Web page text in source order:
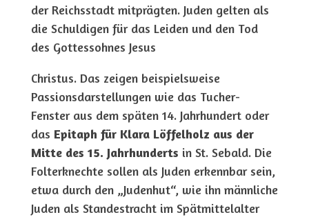
der Reichsstadt mitprägten. Juden gelten als
die Schuldigen für das Leiden und den Tod
des Gottessohnes Jesus
Christus. Das zeigen beispielsweise
Passionsdarstellungen wie das Tucher-
Fenster aus dem späten 14. Jahrhundert oder
das Epitaph für Klara Löffelholz aus der
Mitte des 15. Jahrhunderts in St. Sebald. Die
Folterknechte sollen als Juden erkennbar sein,
etwa durch den „Judenhut“, wie ihn männliche
Juden als Standestracht im Spätmittelalter